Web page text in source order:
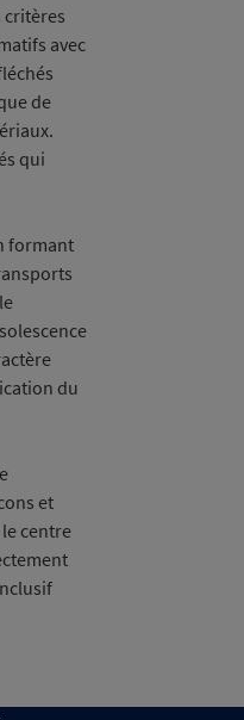
critères
avec
de
qui
formant
du
et
centre